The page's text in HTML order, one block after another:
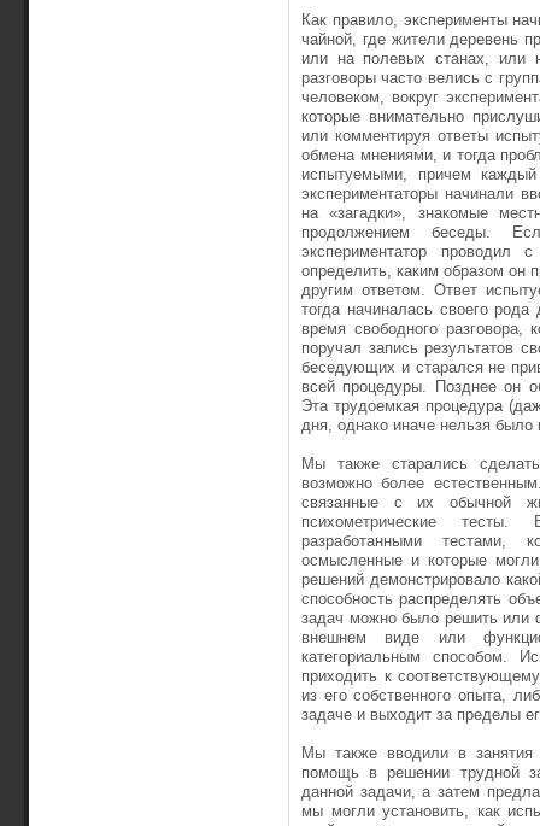
Как правило, эксперименты
чайной, где жители деревень
или на полевых станах, или
разговоры часто велись с
человеком, вокруг
которые внимательно
или комментируя ответы
обмена мнениями, и тогда
испытуемыми, причем
экспериментаторы начинали
на «загадки», знакомые
продолжением беседы.
экспериментатор проводил
определить, каким образом он
другим ответом. Ответ
тогда начиналась своего
время свободного разговора,
поручал запись результатов
беседующих и старался не
всей процедуры. Позднее он
Эта трудоемкая процедура
дня, однако иначе нельзя
Мы также старались
возможно более
связанные с их обычной
психометрические
разработанными тестами,
осмысленные и которые
решений демонстрировало
способность распределять
задач можно было решить или
внешнем виде или
категориальным способом.
приходить к
из его собственного опыта,
задаче и выходит за пределы
Мы также вводили в
помощь в решении трудной
данной задачи, а затем
мы могли установить, как